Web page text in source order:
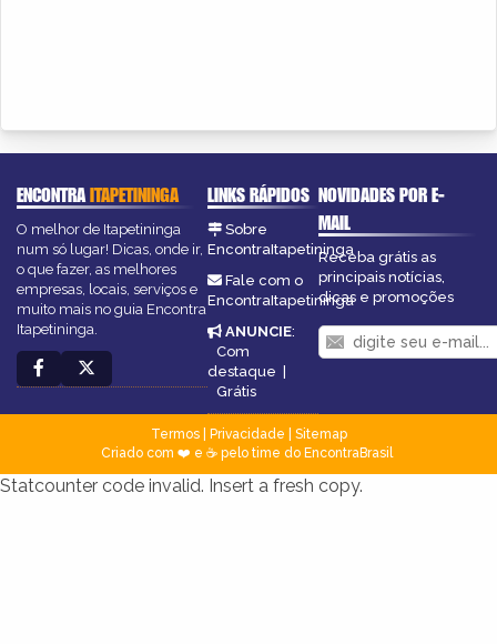
ENCONTRAITAPETININGA
O melhor de Itapetininga
num só lugar! Dicas, onde ir,
o que fazer, as melhores
empresas, locais, serviços e
muito mais no guia Encontra
Itapetininga.
LINKS RÁPIDOS
Sobre
EncontraItapetininga
Fale com o
EncontraItapetininga
ANUNCIE:
Com
destaque |
Grátis
NOVIDADES POR E-
MAIL
Receba grátis as
principais notícias,
dicas e promoções
Termos| Privacidade
Sitemap
Criado com ❤️ e ☕ pelo time do EncontraBrasil
Statcounter code invalid. Insert a fresh copy.